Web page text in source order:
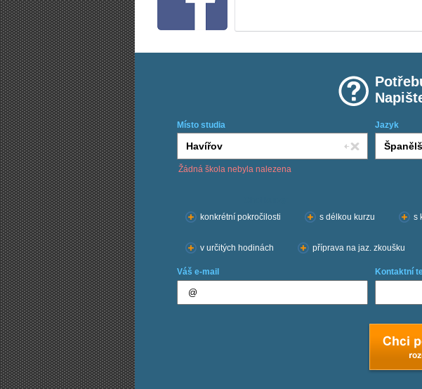
Místo studia Jazyk
Žádná škola nebyla nalezena
konkrétní pokročilosti
s délkou kurzu s
v určitých hodinách příprava na jaz. zkoušku
Váš e-mail Kontaktní